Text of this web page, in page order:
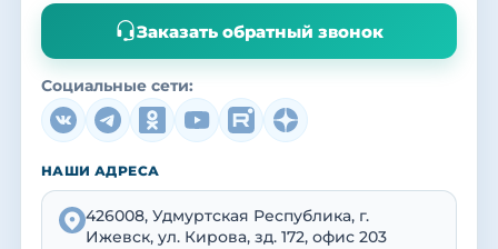
Заказать обратный звонок
Социальные сети:
НАШИ АДРЕСА
426008, Удмуртская Республика, г.
Ижевск, ул. Кирова, зд. 172, офис 203